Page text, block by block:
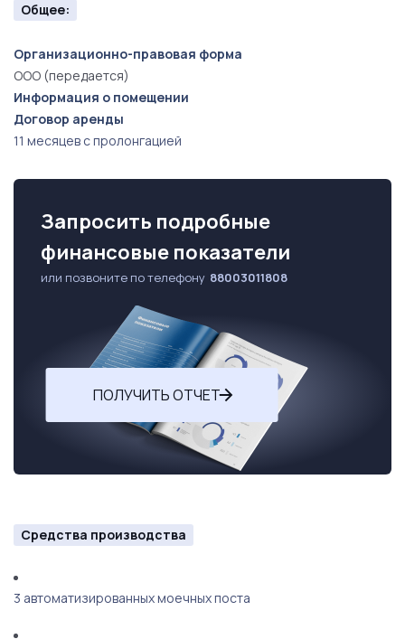
Общее:
Организационно-правовая форма
ООО (передается)
Информация о помещении
Договор аренды
11 месяцев с пролонгацией
Запросить подробные
финансовые показатели
или позвоните по телефону 88003011808
ПОЛУЧИТЬ ОТЧЕТ
Средства производства
3 автоматизированных моечных поста